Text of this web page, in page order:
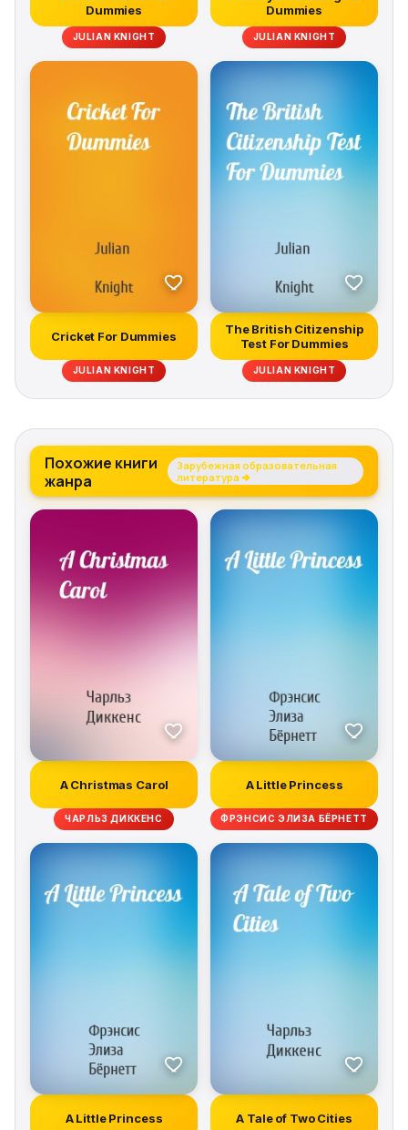
Dummies
JULIAN KNIGHT
Dummies
JULIAN KNIGHT
Cricket For Dummies
JULIAN KNIGHT
The British Citizenship
Test For Dummies
JULIAN KNIGHT
Похожие книги
жанра
Зарубежная образовательная
литература →
A Christmas Carol
ЧАРЛЬЗ ДИККЕНС
A Little Princess
ФРЭНСИС ЭЛИЗА БЁРНЕТТ
A Little Princess A Tale of Two Cities